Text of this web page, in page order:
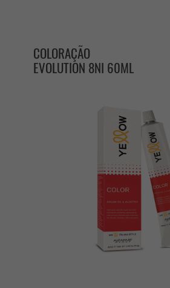
COLORAÇÃO
EVOLUTION 8NI 60ML